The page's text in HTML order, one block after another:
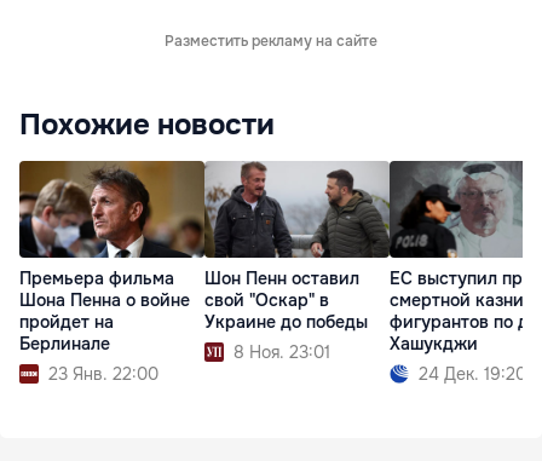
Разместить рекламу на сайте
Похожие новости
Премьера фильма
Шона Пенна о войне
пройдет на
Берлинале
23 Янв. 22:00
Шон Пенн оставил
свой "Оскар" в
Украине до победы
8 Ноя. 23:01
ЕС выступил
смертной казни
фигурантов по
Хашукджи
24 Дек. 19:20